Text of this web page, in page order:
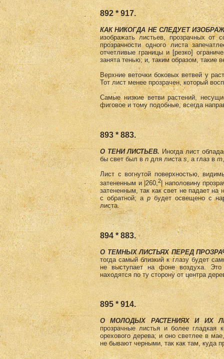
892 * 917.
КАК НИКОГДА НЕ СЛЕДУЕТ
изображать листьев, прозрачных от
прозрачности одного листа
отчетливые границы и [резко]
занята тенью; и, таким образом, такие
Верхние веточки боковых ветвей у
Тот лист менее прозрачен, который
Самые низкие ветви растений,
фиговое и тому подобные, всегда
893 * 883.
О ТЕНИ ЛИСТЬЕВ. Иногда лист
бы свет был в n для листаs, а глаз вm
Лист с вогнутой поверхностью,
затененным и |260,2 | наполовину
затененным, так как свет не падает на
с обратной; а р будет освещено с
листа.
894 * 883.
О ТЕМНЫХ ЛИСТЬЯХ ПЕРЕД
тогда самый близкий к глазу будет
не выступает на фоне воздуха.Это
находятся по ту сторону от центра
895 * 914.
О МОЛОДЫХ РАСТЕНИЯХ И ИХ
прозрачные листья и более
орехового дерева; и оно светлее в
не бывают черными, так как там, куда